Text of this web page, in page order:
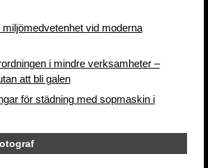
miljömedvetenhet vid moderna
i mindre verksamheter –
att bli galen
för städning med sopmaskin i